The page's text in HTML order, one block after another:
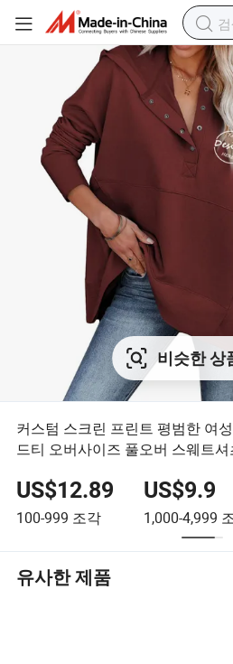
비슷한 상
커스텀 스크린 프린트 평범한 여
드티 오버사이즈 풀오버 스웨트
US$12.89
100-999 조각
US$9.9
1,000-4,999
유사한 제품